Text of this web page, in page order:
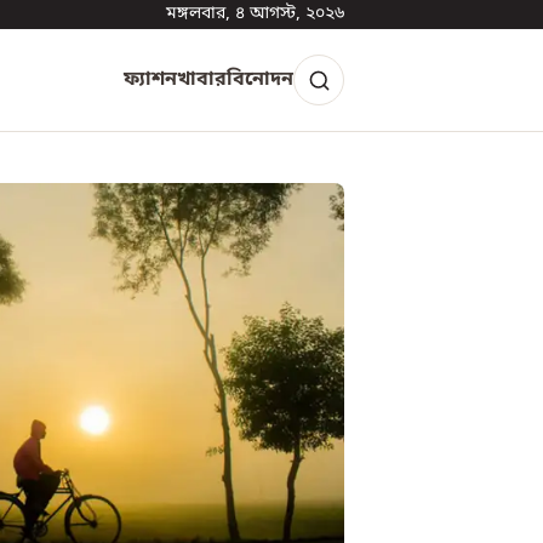
মঙ্গলবার, ৪ আগস্ট, ২০২৬
ফ্যাশনখাবারবিনোদন